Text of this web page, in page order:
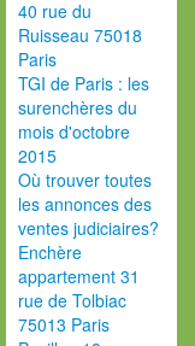
40 rue du
Ruisseau 75018
Paris
TGI de Paris : les
surenchères du
mois d'octobre
2015
Où trouver toutes
les annonces des
ventes judiciaires?
Enchère
appartement 31
rue de Tolbiac
75013 Paris